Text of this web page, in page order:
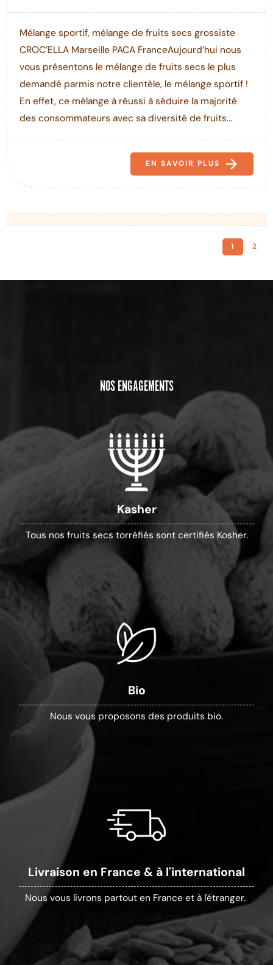
Mélange sportif, mélange de fruits secs grossiste
CROC’ELLA Marseille PACA FranceAujourd’hui nous
vous présentons le mélange de fruits secs le plus
demandé parmis notre clientèle, le mélange sportif !
En effet, ce mélange à réussi à séduire la majorité
des consommateurs avec sa diversité de fruits...
EN SAVOIR PLUS
1 2
NOS ENGAGEMENTS
Kasher
Tous nos fruits secs torréfiés sont certifiés Kosher.
Bio
Nous vous proposons des produits bio.
Livraison en France & à l'international
Nous vous livrons partout en France et à l'étranger.